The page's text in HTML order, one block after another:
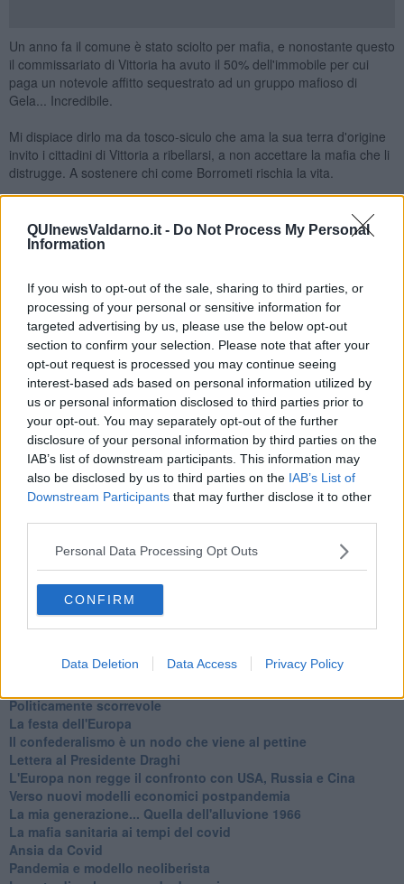
QUInewsValdarno.it - Do Not Process My Personal
Information
If you wish to opt-out of the sale, sharing to third parties, or
processing of your personal or sensitive information for
targeted advertising by us, please use the below opt-out
section to confirm your selection. Please note that after your
opt-out request is processed you may continue seeing
interest-based ads based on personal information utilized by
us or personal information disclosed to third parties prior to
your opt-out. You may separately opt-out of the further
disclosure of your personal information by third parties on the
IAB’s list of downstream participants. This information may
also be disclosed by us to third parties on the IAB’s List of
Downstream Participants that may further disclose it to other
Personal Data Processing Opt Outs
CONFIRM
Data Deletion Data Access Privacy Policy
Un anno fa il comune è stato sciolto per mafia, e nonostante questo
il commissariato di Vittoria ha avuto il 50% dell'immobile per cui
paga un notevole affitto sequestrato ad un gruppo mafioso di
Gela... Incredibile.
Mi dispiace dirlo ma da tosco-siculo che ama la sua terra d'origine
invito i cittadini di Vittoria a ribellarsi, a non accettare la mafia che li
distrugge. A sostenere chi come Borrometi rischia la vita.
Salvatore Calleri
Se vuoi leggere le notizie principali della Toscana iscriviti alla
Newsletter QUInews - ToscanaMedia.Arriva gratis tutti i giorni
alle 20:00 direttamente nella tua casella di posta.
Basta cliccareQUI
Ti potrebbe interessare anche:
Articoli dal Blog “Legalità e non solo” di Salvatore Calleri
Il “dopo” Matteo Messina Denaro
Vademecum antimafia per gli elettori
Toscana chiama Palermo
Serve un esercito europeo
Occorre potenziare il controllo del territorio
​Nuovi scenari narcos a Firenze?
Alla 'ndrangheta piace la Toscana
La "Dichiarazione di Vallombrosa"
Politicamente scorrevole
La festa dell'Europa
Il confederalismo è un nodo che viene al pettine
Lettera al Presidente Draghi
L'Europa non regge il confronto con USA, Russia e Cina
Verso nuovi modelli economici postpandemia
​La mia generazione... Quella dell'alluvione 1966
​La mafia sanitaria ai tempi del covid
Ansia da Covid
Pandemia e modello neoliberista